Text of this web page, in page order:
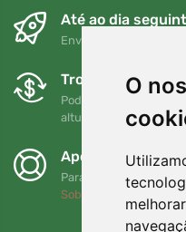
O
Até ao dia
Envio gratuito para
Trocas e
Pode devolver ou
altura no prazo de 90
Apoiamos a
Para cada encomenda
Sobre nós